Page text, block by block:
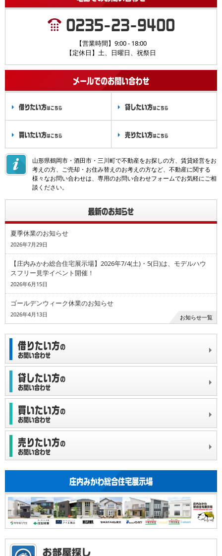
【営業時間】9:00 - 18:00
【定休日】土、日曜日、祝祭日
山形県鶴岡市・酒田市・三川町で不動産をお探しの方、賃貸経営をお
考えの方、ご売却・お住み替えのお考えの方など、不動産に関する
様々なお問い合わせは、専用のお問い合わせフォームでお気軽にご相
談ください。
夏季休業のお知らせ
2026年7月29日
【庄内みかわ総合住宅展示場】2026年7/4(土)・5(日)は、モデルハウ
スフリー見学イベント開催！
2026年6月15日
ゴールデンウィーク休業のお知らせ
2026年4月13日 お知らせ一覧